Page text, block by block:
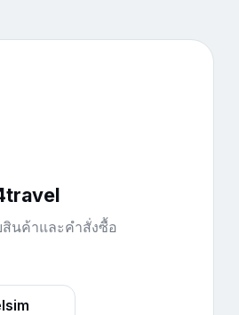
สินค้าและคำสั่งซื้อ